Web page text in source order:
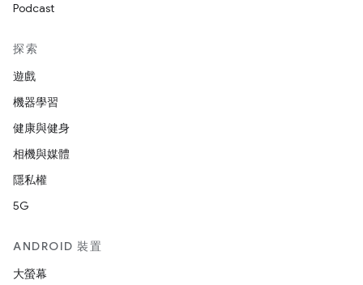
Podcast
探索
遊戲
機器學習
健康與健身
相機與媒體
隱私權
5G
ANDROID 裝置
大螢幕